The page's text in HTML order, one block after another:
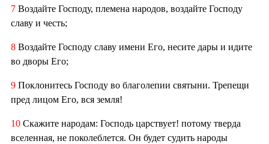
7 Воздайте Господу, племена народов, воздайте Господу
славу и честь;
8 Воздайте Господу славу имени Его, несите дары и идите
во дворы Его;
9 Поклонитесь Господу во благолепии святыни. Трепещи
пред лицом Его, вся земля!
10 Скажите народам: Господь царствует! потому тверда
вселенная, не поколеблется. Он будет судить народы